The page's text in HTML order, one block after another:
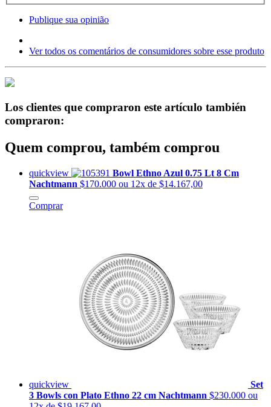
Publique sua opinião
Ver todos os comentários de consumidores sobre esse produto
Los clientes que compraron este artículo también
compraron:
Quem comprou, também comprou
quickview
Bowl Ethno Azul 0.75 Lt 8 Cm
Nachtmann $170.000 ou 12x de $14.167,00
Comprar
quickview
Set
3 Bowls con Plato Ethno 22 cm Nachtmann $230.000 ou